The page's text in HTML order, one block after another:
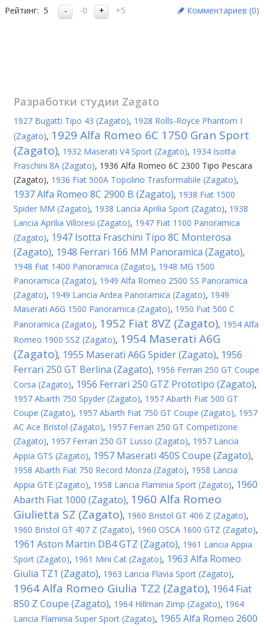
Рейтинг: 5 -0 +5 Комментариев (0)
Разработки студии Zagato
1927 Bugatti Tipo 43 (Zagato), 1928 Rolls-Royce Phantom I
(Zagato), 1929 Alfa Romeo 6C 1750 Gran Sport
(Zagato), 1932 Maserati V4 Sport (Zagato), 1934 Isotta
Fraschini 8A (Zagato), 1936 Alfa Romeo 6C 2300 Tipo Pescara
(Zagato), 1936 Fiat 500A Topolino Trasformabile (Zagato),
1937 Alfa Romeo 8C 2900 B (Zagato), 1938 Fiat 1500
Spider MM (Zagato), 1938 Lancia Aprilia Sport (Zagato), 1938
Lancia Aprilia Villoresi (Zagato), 1947 Fiat 1100 Panoramica
(Zagato), 1947 Isotta Fraschini Tipo 8C Monterosa
(Zagato), 1948 Ferrari 166 MM Panoramica (Zagato),
1948 Fiat 1400 Panoramica (Zagato), 1948 MG 1500
Panoramica (Zagato), 1949 Alfa Romeo 2500 SS Panoramica
(Zagato), 1949 Lancia Ardea Panoramica (Zagato), 1949
Maserati A6G 1500 Panoramica (Zagato), 1950 Fiat 500 C
Panoramica (Zagato), 1952 Fiat 8VZ (Zagato), 1954 Alfa
Romeo 1900 SSZ (Zagato), 1954 Maserati A6G
(Zagato), 1955 Maserati A6G Spider (Zagato), 1956
Ferrari 250 GT Berlina (Zagato), 1956 Ferrari 250 GT Coupe
Corsa (Zagato), 1956 Ferrari 250 GTZ Prototipo (Zagato),
1957 Abarth 750 Spyder (Zagato), 1957 Abarth Fiat 500 GT
Coupe (Zagato), 1957 Abarth Fiat 750 GT Coupe (Zagato), 1957
AC Ace Bristol (Zagato), 1957 Ferrari 250 GT Competizone
(Zagato), 1957 Ferrari 250 GT Lusso (Zagato), 1957 Lancia
Appia GTS (Zagato), 1957 Maserati 450S Coupe (Zagato),
1958 Abarth Fiat 750 Record Monza (Zagato), 1958 Lancia
Appia GTE (Zagato), 1958 Lancia Flaminia Sport (Zagato), 1960
Abarth Fiat 1000 (Zagato), 1960 Alfa Romeo
Giulietta SZ (Zagato), 1960 Bristol GT 406 Z (Zagato),
1960 Bristol GT 407 Z (Zagato), 1960 OSCA 1600 GTZ (Zagato),
1961 Aston Martin DB4 GTZ (Zagato), 1961 Lancia Appia
Sport (Zagato), 1961 Mini Cat (Zagato), 1963 Alfa Romeo
Giulia TZ1 (Zagato), 1963 Lancia Flavia Sport (Zagato),
1964 Alfa Romeo Giulia TZ2 (Zagato), 1964 Fiat
850 Z Coupe (Zagato), 1964 Hillman Zimp (Zagato), 1964
Lancia Flaminia Super Sport (Zagato), 1965 Alfa Romeo 2600